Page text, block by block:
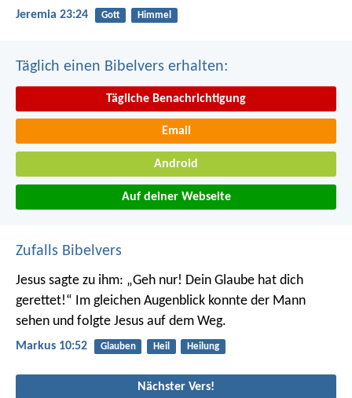
Jeremia 23:24 Gott Himmel
Täglich einen Bibelvers erhalten:
Tägliche Benachrichtigung
Email
Android
Auf deiner Webseite
Zufalls Bibelvers
Jesus sagte zu ihm: „Geh nur! Dein Glaube hat dich
gerettet!“ Im gleichen Augenblick konnte der Mann
sehen und folgte Jesus auf dem Weg.
Markus 10:52 Glauben Heil Heilung
Nächster Vers!